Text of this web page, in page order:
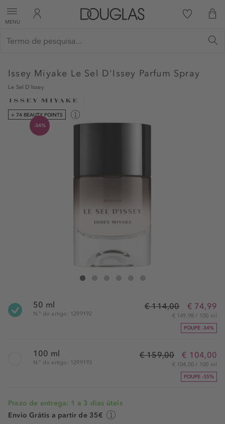
MENU
Issey Miyake Le Sel D'Issey Parfum Spray
Le Sel D'Issey
+ 74 BEAUTY POINTS
-34%
Issey Miyake Le Sel D'Issey Parfum Spray
50 ml
N.° do artigo: 1299192
€ 114,00 € 74,99
€ 149,98 / 100 ml
POUPE -34%
100 ml
N.° do artigo: 1299193
€ 159,00 € 104,00
€ 104,00 / 100 ml
POUPE -35%
Prazo de entrega: 1 a 3 dias úteis
Envio Grátis a partir de 35€